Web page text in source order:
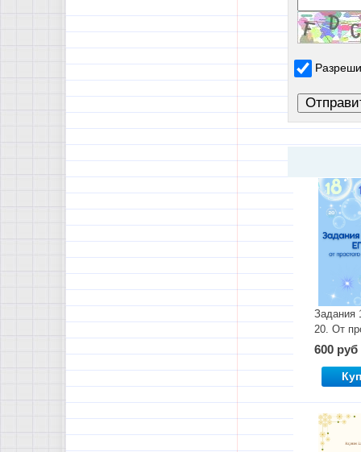
Задания
20. От
600 руб